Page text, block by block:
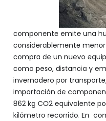
componente emite una
considerablemente
compra de un nuevo
como peso, distancia y
invernadero por
importación de
862 kg CO2 equivalente
kilómetro recorrido. En